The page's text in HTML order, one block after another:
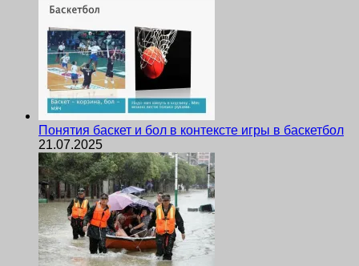
Понятия баскет и бол в контексте игры в баскетбол
21.07.2025